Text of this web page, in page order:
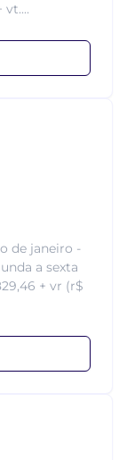
vt....
de janeiro -
a sexta
+ vr (r$